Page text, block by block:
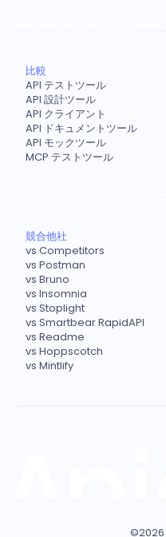
比較
API テストツール
API 設計ツール
API クライアント
API ドキュメントツール
API モックツール
MCP テストツール
競合他社
vs Competitors
vs Postman
vs Bruno
vs Insomnia
vs Stoplight
vs Smartbear RapidAPI
vs Readme
vs Hoppscotch
vs Mintlify
©2026